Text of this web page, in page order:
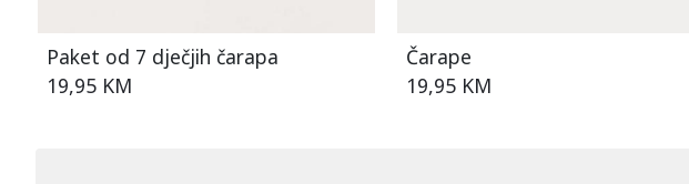
Paket od 7 dječjih čarapa
19,95 KM
Čarape
19,95 KM